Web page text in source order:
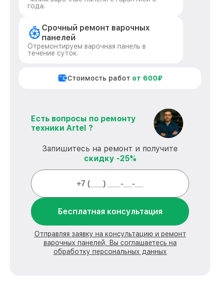
года.
Срочный ремонт варочных
панелей
Отремонтируем варочная панель в
течение суток.
Стоимость работ от 600₽
Есть вопросы по ремонту
техники Artel ?
Запишитесь на ремонт и получите
скидку -25%
Бесплатная консультация
Отправляя заявку на консультацию и ремонт
варочных панелей, Вы соглашаетесь на
обработку персональных данных